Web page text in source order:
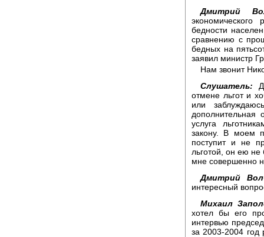
Дмитрий
бедности
сравнению с
бедных на
заявил министр
Нам звонит
Слушатель:
отмене льгот и
или
дополнительная
услуга
закону. В моем
поступит и не
льготой, он ею не
мне совершенно
Дмитрий
интересный
Михаил
хотел бы его
интервью
за 2003-2004 год